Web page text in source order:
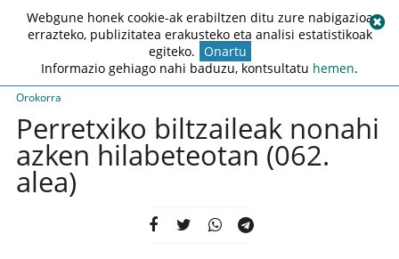
Orokorra
Perretxiko biltzaileak nonahi
azken hilabeteotan (062.
alea)
Webgune honek cookie-ak erabiltzen ditu zure nabigazioa
errazteko, publizitatea erakusteko eta analisi estatistikoak
egiteko. Onartu
Informazio gehiago nahi baduzu, kontsultatu hemen.